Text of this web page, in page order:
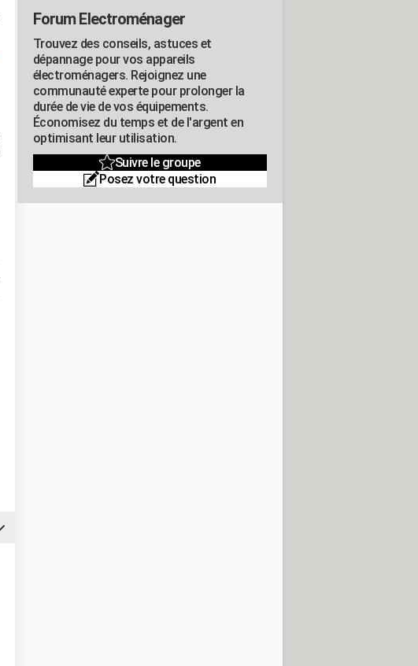
Forum Electroménager
Trouvez des conseils, astuces et
dépannage pour vos appareils
électroménagers. Rejoignez une
communauté experte pour prolonger la
durée de vie de vos équipements.
Économisez du temps et de l'argent en
optimisant leur utilisation.
Suivre le groupe
Posez votre question